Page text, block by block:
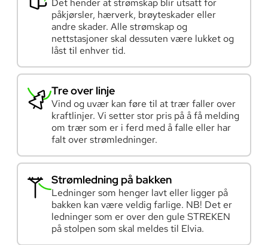
Det hender at strømskap blir utsatt for
påkjørsler, hærverk, brøyteskader eller
andre skader. Alle strømskap og
nettstasjoner skal dessuten være lukket og
låst til enhver tid.
Tre over linje
Vind og uvær kan føre til at trær faller over
kraftlinjer. Vi setter stor pris på å få melding
om trær som er i ferd med å falle eller har
falt over strømledninger.
Strømledning på bakken
Ledninger som henger lavt eller ligger på
bakken kan være veldig farlige. NB! Det er
ledninger som er over den gule STREKEN
på stolpen som skal meldes til Elvia.